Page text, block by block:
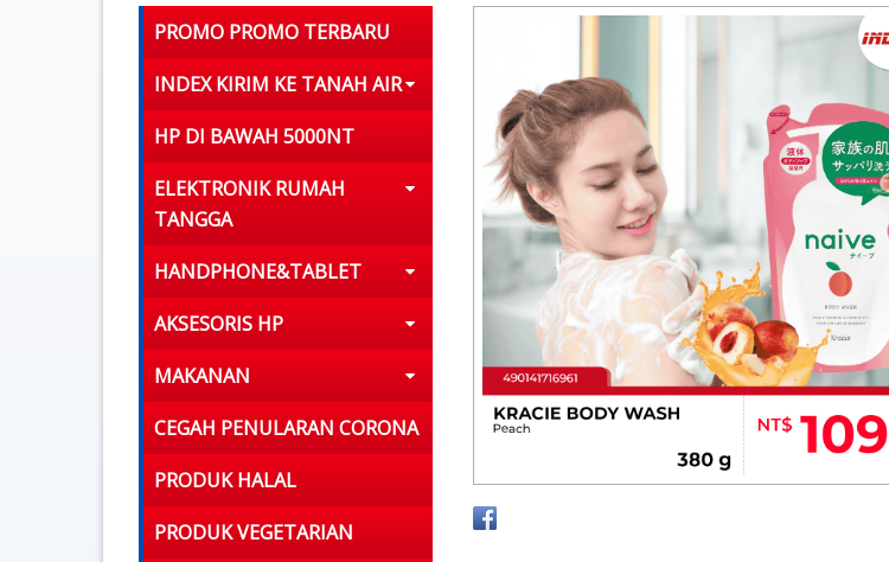
PROMO PROMO TERBARU
INDEX KIRIM KE TANAH AIR
HP DI BAWAH 5000NT
ELEKTRONIK RUMAH
TANGGA
HANDPHONE&TABLET
AKSESORIS HP
MAKANAN
CEGAH PENULARAN CORONA
PRODUK HALAL
PRODUK VEGETARIAN